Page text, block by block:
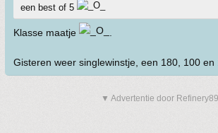
een best of 5
Klasse maatje
Gisteren weer singlewinstje, een 180, 100 en
▼ Advertentie door Refinery89